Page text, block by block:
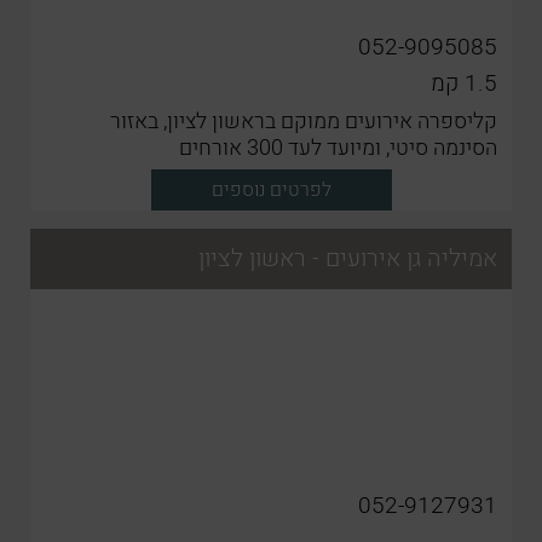
052-9095085
1.5 קמ
קליספרה אירועים ממוקם בראשון לציון, באזור
הסינמה סיטי, ומיועד לעד 300 אורחים
לפרטים נוספים
אמיליה גן אירועים - ראשון לציון
052-9127931